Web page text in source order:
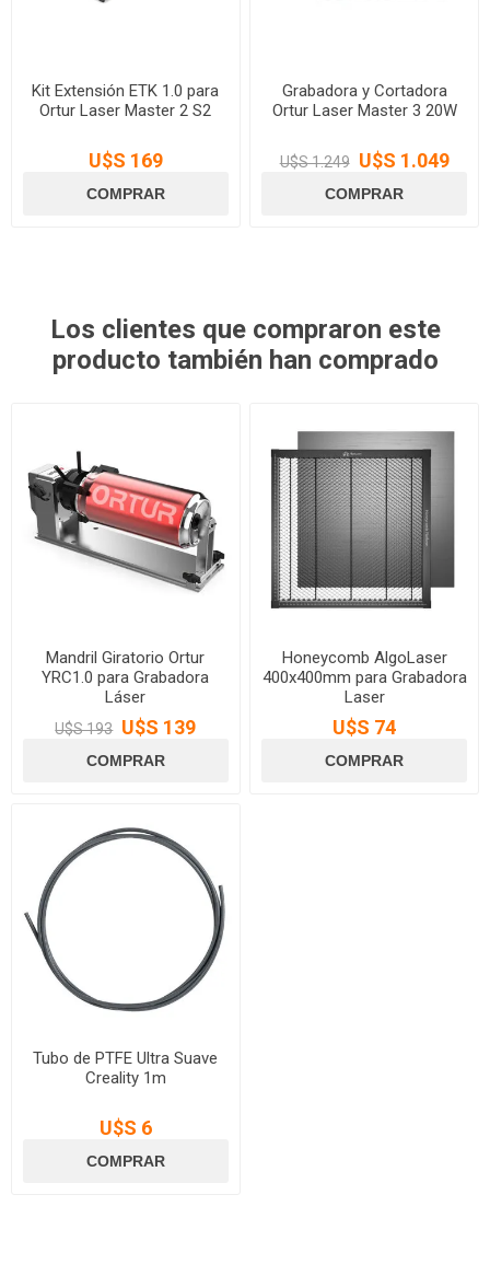
Kit Extensión ETK 1.0 para
Ortur Laser Master 2 S2
U$S 169
Grabadora y Cortadora
Ortur Laser Master 3 20W
U$S 1.249 U$S 1.049
Los clientes que compraron este
producto también han comprado
Mandril Giratorio Ortur
YRC1.0 para Grabadora
Láser
U$S 193 U$S 139
Honeycomb AlgoLaser
400x400mm para Grabadora
Laser
U$S 74
Tubo de PTFE Ultra Suave
Creality 1m
U$S 6